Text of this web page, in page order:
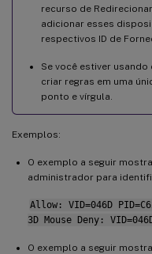
recurso de
adicionar esses
respectivos ID de
Se você estiver usando
criar regras em uma
ponto e vírgula.
Exemplos:
O exemplo a seguir
administrador para
Allow: VID=046D
3D Mouse Deny:
O exemplo a seguir